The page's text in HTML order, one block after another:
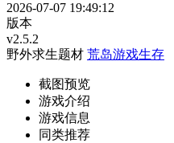
2026-07-07 19:49:12
版本
v2.5.2
野外求生题材 荒岛游戏生存
截图预览
游戏介绍
游戏信息
同类推荐